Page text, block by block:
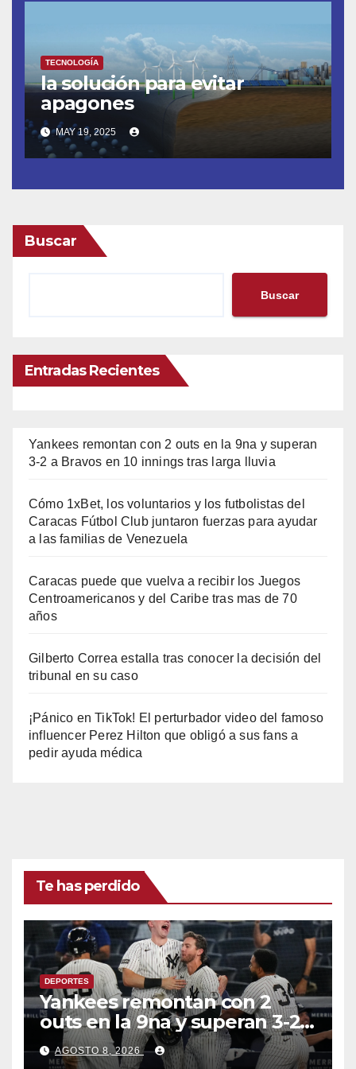
TECNOLOGÍA
la solución para evitar
apagones
MAY 19, 2025
Buscar
Buscar
Entradas Recientes
Yankees remontan con 2 outs en la 9na y superan
3-2 a Bravos en 10 innings tras larga lluvia
Cómo 1xBet, los voluntarios y los futbolistas del
Caracas Fútbol Club juntaron fuerzas para ayudar
a las familias de Venezuela
Caracas puede que vuelva a recibir los Juegos
Centroamericanos y del Caribe tras mas de 70
años
Gilberto Correa estalla tras conocer la decisión del
tribunal en su caso
¡Pánico en TikTok! El perturbador video del famoso
influencer Perez Hilton que obligó a sus fans a
pedir ayuda médica
Te has perdido
DEPORTES
Yankees remontan con 2
outs en la 9na y superan 3-2 a
Bravos en 10 innings tras
larga lluvia
AGOSTO 8, 2026